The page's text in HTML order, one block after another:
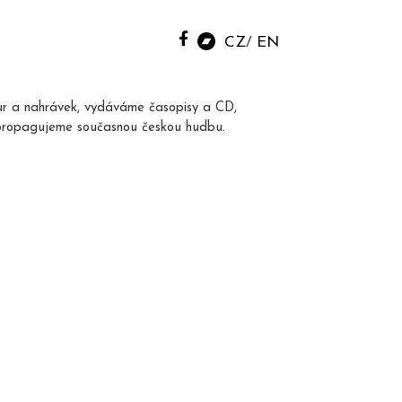
CZ EN
a nahrávek, vydáváme časopisy a CD,
současnou českou hudbu.